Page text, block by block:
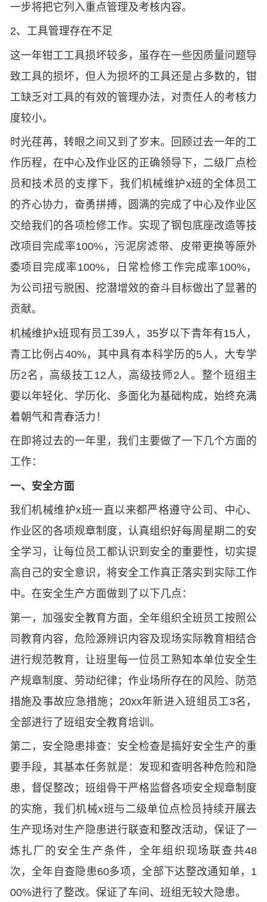
一步将把它列入重点管理及考核内容。
2、工具管理存在不足
这一年钳工工具损坏较多，虽存在一些因质量问题导
致工具的损坏，但人为损坏的工具还是占多数的，钳
工缺乏对工具的有效的管理办法，对责任人的考核力
度较小。
时光荏苒，转眼之间又到了岁末。回顾过去一年的工
作历程，在中心及作业区的正确领导下，二级厂点检
员和技术员的支撑下，我们机械维护x班的全体员工
的齐心协力，奋勇拼搏，圆满的完成了中心及作业区
交给我们的各项检修工作。实现了钢包底座改造等技
改项目完成率100%，污泥房滤带、皮带更换等原外
委项目完成率100%，日常检修工作完成率100%，
为公司扭亏脱困、挖潜增效的奋斗目标做出了显著的
贡献。
机械维护x班现有员工39人，35岁以下青年有15人，
青工比例占40%，其中具有本科学历的5人，大专学
历2名，高级技工12人，高级技师2人。整个班组主
要以年轻化、学历化、多面化为基础构成，始终充满
着朝气和青春活力！
在即将过去的一年里，我们主要做了一下几个方面的
工作：
一、安全方面
我们机械维护x班一直以来都严格遵守公司、中心、
作业区的各项规章制度，认真组织好每周星期二的安
全学习，让每位员工都认识到安全的重要性，切实提
高自己的安全意识，将安全工作真正落实到实际工作
中。在安全生产方面做到了以下几点：
第一，加强安全教育方面，全年组织全班员工按照公
司教育内容，危险源辨识内容及现场实际教育相结合
进行规范教育，让班里每一位员工熟知本单位安全生
产规章制度、劳动纪律；作业场所存在的风险、防范
措施及事故应急措施；20xx年新进入班组员工3名，
全部进行了班组安全教育培训。
第二，安全隐患排查：安全检查是搞好安全生产的重
要手段，其基本任务就是：发现和查明各种危险和隐
患，督促整改；班组骨干严格监督各项安全规章制度
的实施，我们机械x班与二级单位点检员持续开展去
生产现场对生产隐患进行联查和整改活动，保证了一
炼扎厂的安全生产条件，全年组织现场联查共48
次，全年自查隐患60多项，全部下达整改通知单，1
00%进行了整改。保证了车间、班组无较大隐患。